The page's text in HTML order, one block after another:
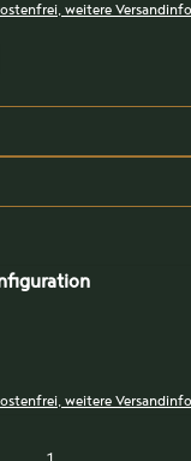
weitere
weitere